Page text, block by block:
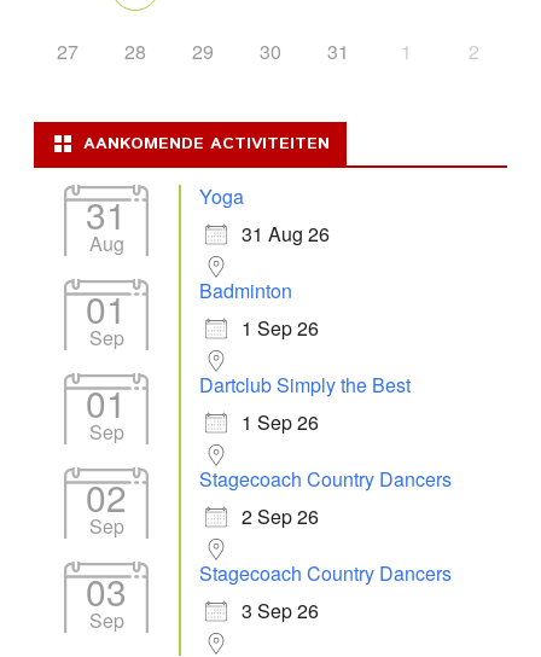
27 28 29 30 31 1 2
AANKOMENDE ACTIVITEITEN
31
Aug
Yoga
31 Aug 26
01
Sep
Badminton
1 Sep 26
01
Sep
Dartclub Simply the Best
1 Sep 26
02
Sep
Stagecoach Country Dancers
2 Sep 26
03
Sep
Stagecoach Country Dancers
3 Sep 26